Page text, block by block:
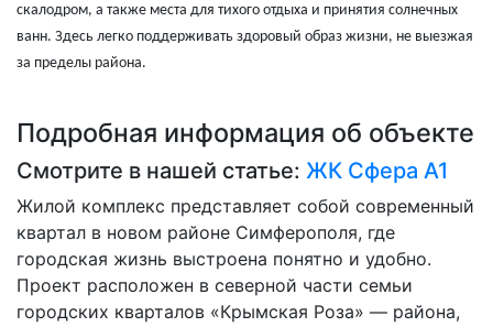
скалодром, а также места для тихого отдыха и принятия солнечных
ванн. Здесь легко поддерживать здоровый образ жизни, не выезжая
за пределы района.
Подробная информация об объекте
Смотрите в нашей статье: ЖК Сфера А1
Жилой комплекс представляет собой современный
квартал в новом районе Симферополя, где
городская жизнь выстроена понятно и удобно.
Проект расположен в северной части семьи
городских кварталов «Крымская Роза» — района,